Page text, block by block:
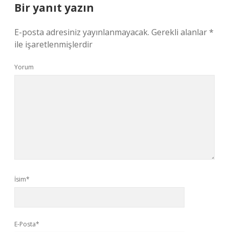
Bir yanıt yazın
E-posta adresiniz yayınlanmayacak. Gerekli alanlar*
ile işaretlenmişlerdir
Yorum
İsim*
E-Posta*